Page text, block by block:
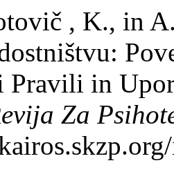
, K., in
Pravili in
Za